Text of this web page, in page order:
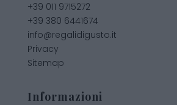
+39 011 9715272
+39 380 6441674
info@regalidigusto.it
Privacy
Sitemap
Informazioni